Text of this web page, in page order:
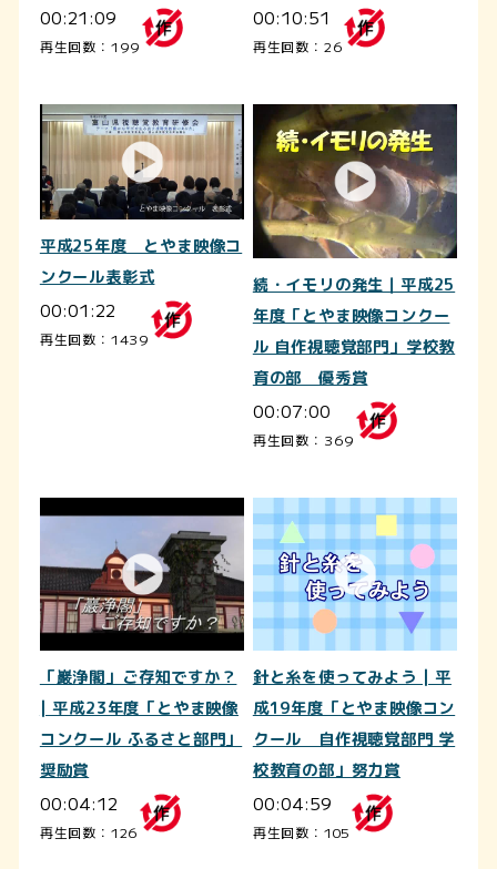
00:21:09
再生回数：199
00:10:51
再生回数：26
平成25年度 とやま映像コ
ンクール表彰式
00:01:22
再生回数：1439
続・イモリの発生｜平成25
年度「とやま映像コンクー
ル 自作視聴覚部門」学校教
育の部 優秀賞
00:07:00
再生回数：369
「巖浄閣」ご存知ですか？
| 平成23年度「とやま映像
コンクール ふるさと部門」
奨励賞
00:04:12
再生回数：126
針と糸を使ってみよう | 平
成19年度「とやま映像コン
クール 自作視聴覚部門 学
校教育の部」努力賞
00:04:59
再生回数：105